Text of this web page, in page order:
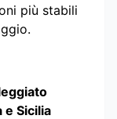
più stabili
e Sicilia